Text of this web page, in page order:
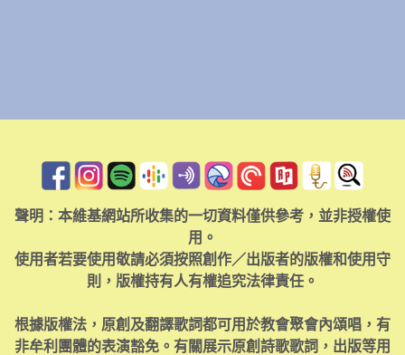
聲明：本維基網站所收集的一切資料僅供參考，並非授權使
用。
使用者若要使用敬請必須按照創作／出版者的版權和使用守
則，版權持有人有權追究法律責任。
根據版權法，原創及翻譯歌詞都可用於教會聚會內頌唱，有
非牟利團體的表演豁免。有關展示原創詩歌歌詞，出版等用